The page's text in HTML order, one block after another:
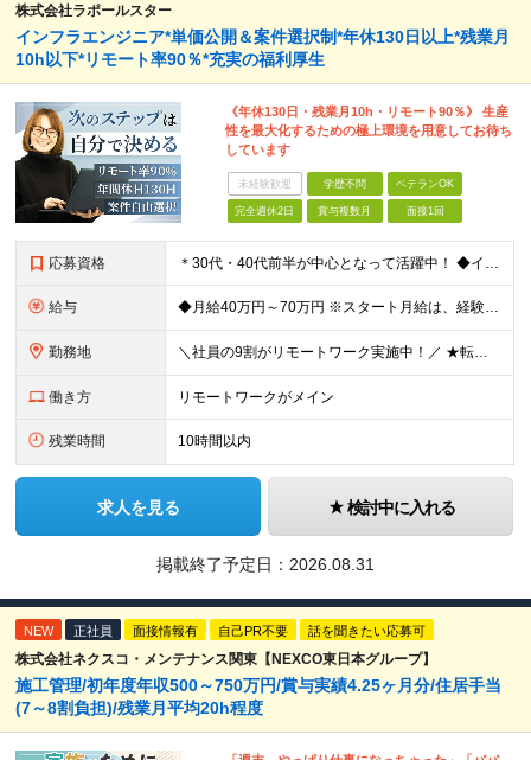
株式会社ラポールスター
インフラエンジニア*単価公開＆案件選択制*年休130日以上*残業月
10h以下*リモート率90％*充実の福利厚生
《年休130日・残業月10h・リモート90％》 生産
性を最大化するための極上環境を用意してお待ち
しています
未経験歓迎 学歴不問 ベテランOK
完全週休2日 賞与複数月 面接1回
応募資格 ＊30代・40代前半が中心となって活躍中！ ◆インフラ（サーバー・ネットワーク・クラウド等）の設計、構築、テストいずれかの実務経験3年以上 ◆学歴不問 ★求める人物像： ◎他責ではなく、自身のキャ
給与 ◆月給40万円～70万円 ※スタート月給は、経験・能力・前職の給与等を考慮の上で決定いたします。 ※上記金額には残業の有無に関わらず、 月30時間分の固定残業代（7万6,000円～13万3,000円
勤務地 ＼社員の9割がリモートワーク実施中！／ ★転勤ナシ！ ★UIターン歓迎！ 関東、関西、東海、九州・中国エリアの各プロジェクト先から希望を優先して決定。 ※リモート案件も多数あり！ ◆関東エリア
働き方 リモートワークがメイン
残業時間 10時間以内
求人を見る 検討中に入れる
掲載終了予定日： 2026.08.31
NEW 正社員 面接情報有 自己PR不要 話を聞きたい応募可
株式会社ネクスコ・メンテナンス関東【NEXCO東日本グループ】
施工管理/初年度年収500～750万円/賞与実績4.25ヶ月分/住居手当
(7～8割負担)/残業月平均20h程度